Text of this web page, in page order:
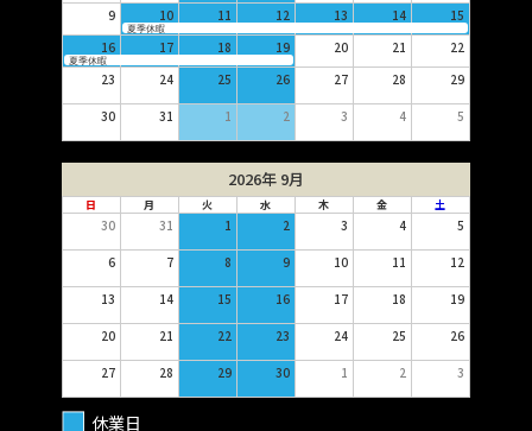
9 10 11 12 13 14 15
夏季休暇
16 17 18 19 20 21 22
夏季休暇
23 24 25 26 27 28 29
30 31 1 2 3 4 5
2026年 9月
日 月 火 水 木 金 土
30 31 1 2 3 4 5
6 7 8 9 10 11 12
13 14 15 16 17 18 19
20 21 22 23 24 25 26
27 28 29 30 1 2 3
休業日